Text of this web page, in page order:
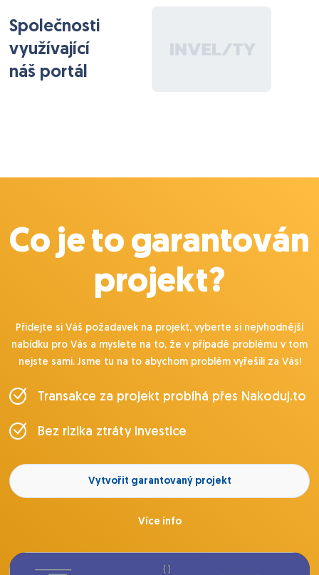
Společnosti
využívající
náš portál
Co je to garantován
projekt?
Přidejte si Váš požadavek na projekt, vyberte si nejvhodnější
nabídku pro Vás a myslete na to, že v případě problému v tom
nejste sami. Jsme tu na to abychom problém vyřešili za Vás!
Transakce za projekt probíhá přes Nakoduj.to
Bez rizika ztráty investice
Vytvořit garantovaný projekt
Více info